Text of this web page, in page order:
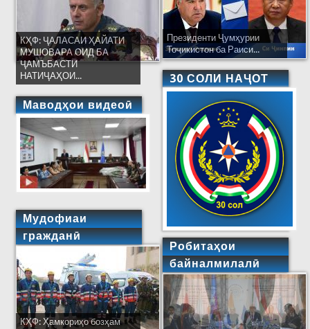
КҲФ: ҶАЛАСАИ ҲАЙАТИ
МУШОВАРА ОИД БА
ҶАМЪБАСТИ
НАТИҶАҲОИ...
Маводҳои видеоӣ
Мудофиаи
гражданӣ
КҲФ: Ҳамкориҳо бозҳам
Президенти Ҷумҳурии
Тоҷикистон ба Раиси...
30 СОЛИ НАҶОТ
Робитаҳои
байналмилалӣ